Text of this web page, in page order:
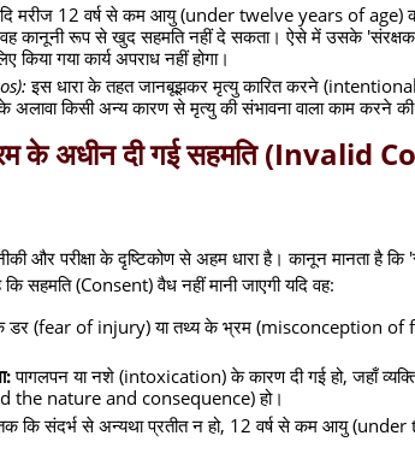
मरीज 12 वर्ष से कम आयु (under twelve years of age) का
कानूनी रूप से खुद सहमति नहीं दे सकता। ऐसे में उसके 'संरक्षक'
गया कार्य अपराध नहीं होगा।
इस धारा के तहत जानबूझकर मृत्यु कारित करने
अलावा किसी अन्य कारण से मृत्यु की संभावना वाला काम करने
के अधीन दी गई सहमति (Invalid
और परीक्षा के दृष्टिकोण से अहम धारा है। कानून मानता है
सहमति (Consent) वैध नहीं मानी जाएगी यदि वह:
के डर (fear of injury) या तथ्य के भ्रम (misconception of
पागलपन या नशे (intoxication) के कारण दी गई हो, जहाँ
the nature and consequence) हो।
कि संदर्भ से अन्यथा प्रतीत न हो, 12 वर्ष से कम आयु